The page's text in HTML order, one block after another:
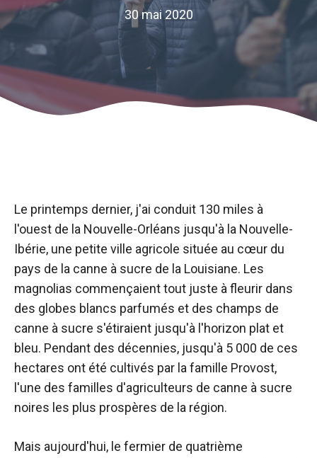
30 mai 2020
Le printemps dernier, j'ai conduit 130 miles à
l'ouest de la Nouvelle-Orléans jusqu'à la Nouvelle-
Ibérie, une petite ville agricole située au cœur du
pays de la canne à sucre de la Louisiane. Les
magnolias commençaient tout juste à fleurir dans
des globes blancs parfumés et des champs de
canne à sucre s'étiraient jusqu'à l'horizon plat et
bleu. Pendant des décennies, jusqu'à 5 000 de ces
hectares ont été cultivés par la famille Provost,
l'une des familles d'agriculteurs de canne à sucre
noires les plus prospères de la région.
Mais aujourd'hui, le fermier de quatrième